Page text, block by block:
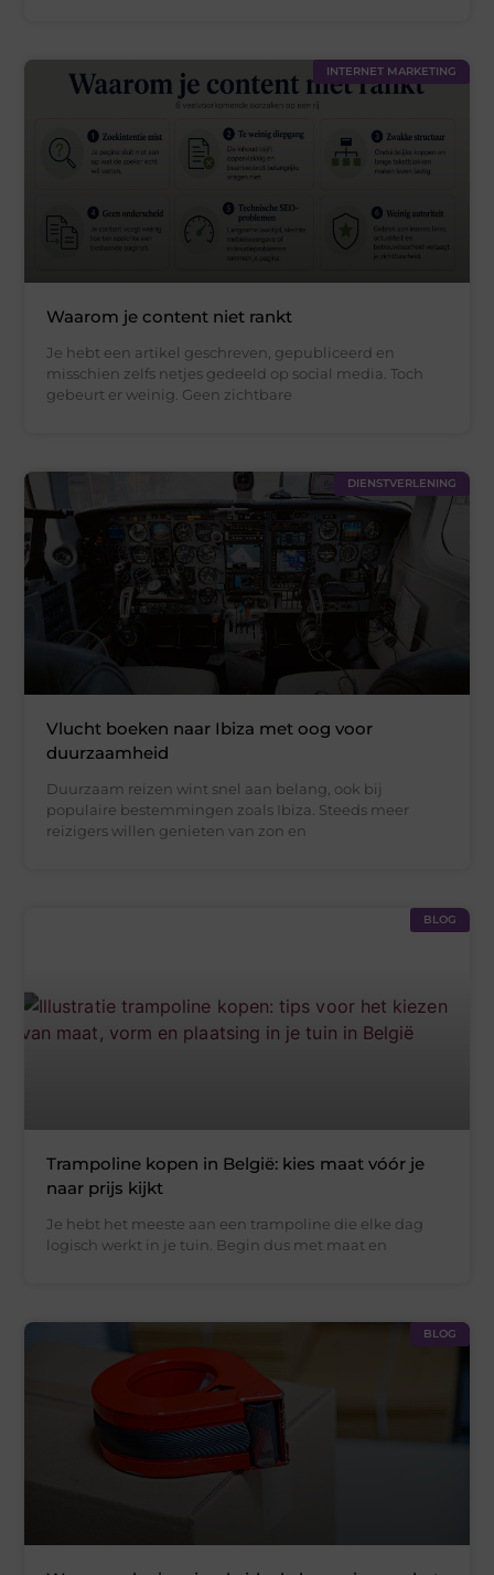
INTERNET MARKETING
Waarom je content niet rankt
Je hebt een artikel geschreven, gepubliceerd en
misschien zelfs netjes gedeeld op social media. Toch
gebeurt er weinig. Geen zichtbare
DIENSTVERLENING
Vlucht boeken naar Ibiza met oog voor
duurzaamheid
Duurzaam reizen wint snel aan belang, ook bij
populaire bestemmingen zoals Ibiza. Steeds meer
reizigers willen genieten van zon en
BLOG
Trampoline kopen in België: kies maat vóór je
naar prijs kijkt
Je hebt het meeste aan een trampoline die elke dag
logisch werkt in je tuin. Begin dus met maat en
BLOG